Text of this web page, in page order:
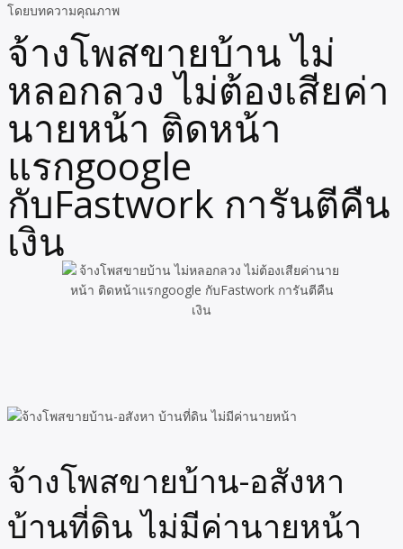
โดยบทความคุณภาพ
จ้างโพสขายบ้าน ไม่
หลอกลวง ไม่ต้องเสียค่า
นายหน้า ติดหน้า
แรกgoogle
กับFastwork การันตีคืน
เงิน
จ้างโพสขายบ้าน-อสังหา
บ้านที่ดิน ไม่มีค่านายหน้า